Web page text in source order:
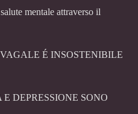
mentale attraverso il
É INSOSTENIBILE
DEPRESSIONE SONO